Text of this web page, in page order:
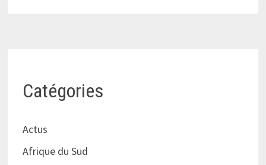
Catégories
Actus
Afrique du Sud